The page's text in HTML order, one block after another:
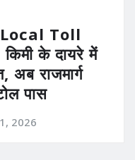
Toll
के दायरे में
अब राजमार्ग
पास
2026